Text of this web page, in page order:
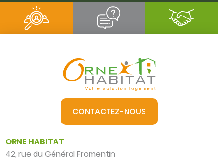
CONTACTEZ-NOUS
ORNE HABITAT
42, rue du Général Fromentin